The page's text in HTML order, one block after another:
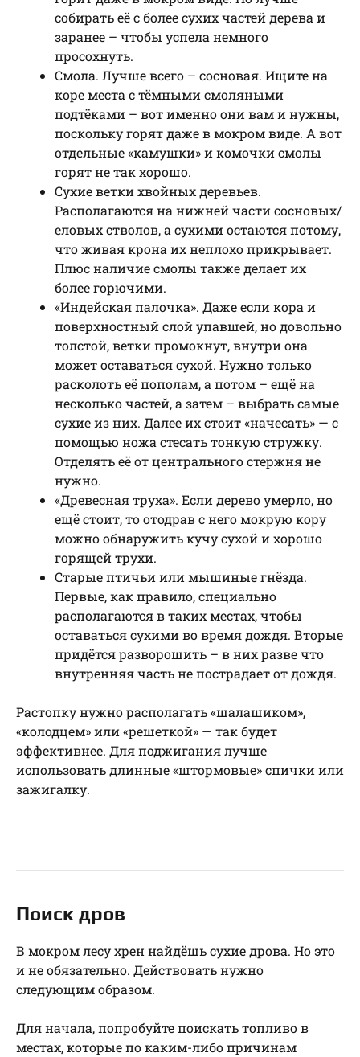
собирать её с более сухих частей дерева и
заранее – чтобы успела немного
просохнуть.
Смола. Лучше всего – сосновая. Ищите на
коре места с тёмными смоляными
подтёками – вот именно они вам и нужны,
поскольку горят даже в мокром виде. А вот
отдельные «камушки» и комочки смолы
горят не так хорошо.
Сухие ветки хвойных деревьев.
Располагаются на нижней части сосновых/
еловых стволов, а сухими остаются потому,
что живая крона их неплохо прикрывает.
Плюс наличие смолы также делает их
более горючими.
«Индейская палочка». Даже если кора и
поверхностный слой упавшей, но довольно
толстой, ветки промокнут, внутри она
может оставаться сухой. Нужно только
расколоть её пополам, а потом – ещё на
несколько частей, а затем – выбрать самые
сухие из них. Далее их стоит «начесать» — с
помощью ножа стесать тонкую стружку.
Отделять её от центрального стержня не
нужно.
«Древесная труха». Если дерево умерло, но
ещё стоит, то отодрав с него мокрую кору
можно обнаружить кучу сухой и хорошо
горящей трухи.
Старые птичьи или мышиные гнёзда.
Первые, как правило, специально
располагаются в таких местах, чтобы
оставаться сухими во время дождя. Вторые
придётся разворошить – в них разве что
внутренняя часть не пострадает от дождя.
Растопку нужно располагать «шалашиком»,
«колодцем» или «решеткой» — так будет
эффективнее. Для поджигания лучше
использовать длинные «штормовые» спички или
зажигалку.
Поиск дров
В мокром лесу хрен найдёшь сухие дрова. Но это
и не обязательно. Действовать нужно
следующим образом.
Для начала, попробуйте поискать топливо в
местах, которые по каким-либо причинам